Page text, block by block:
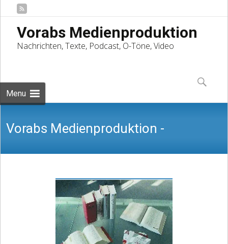
Vorabs Medienproduktion
Nachrichten, Texte, Podcast, O-Töne, Video
Menu
to
content
Suchen
nach:
Vorabs Medienproduktion -
Nachrichten, Texte, Podcast, O-Töne,